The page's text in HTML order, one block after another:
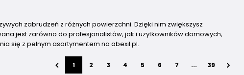
zabrudzeń z różnych powierzchni. Dzięki nim zwiększysz
jest zarówno do profesjonalistów, jak i użytkowników domowych,
się z pełnym asortymentem na abexil.pl.
1 2 3 4 5 6 7 ... 39